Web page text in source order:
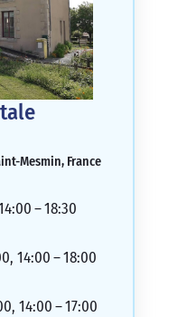
Mesmin, France
– 18:30
14:00 – 18:00
14:00 – 17:00